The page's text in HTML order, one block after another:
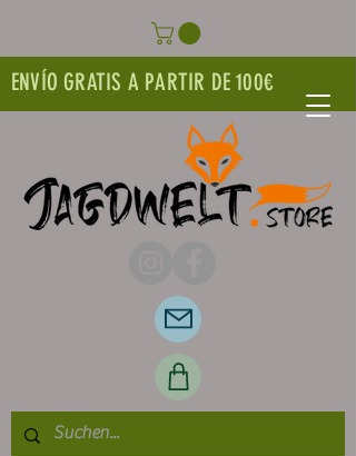
ENVÍO GRATIS A PARTIR DE 100€